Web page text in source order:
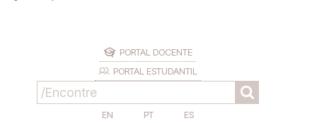
PORTAL DOCENTE
PORTAL ESTUDANTIL
EN PT ES